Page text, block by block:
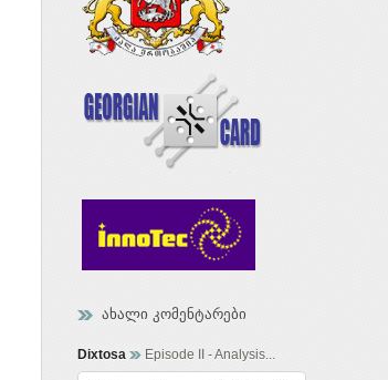
ახალი კომენტარები
Dixtosa Episode II - Analysis...